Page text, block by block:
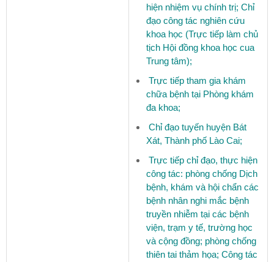
hiện nhiệm vụ chính trị; Chỉ
đạo công tác nghiên cứu
khoa học (Trực tiếp làm chủ
tịch Hội đồng khoa học cua
Trung tâm);
Trực tiếp tham gia khám
chữa bệnh tại Phòng khám
đa khoa;
Chỉ đạo tuyến huyện Bát
Xát, Thành phố Lào Cai;
Trực tiếp chỉ đạo, thực hiện
công tác: phòng chống Dịch
bệnh, khám và hội chẩn các
bệnh nhân nghi mắc bệnh
truyền nhiễm tại các bệnh
viện, trạm y tế, trường học
và cộng đồng; phòng chống
thiên tai thảm họa; Công tác